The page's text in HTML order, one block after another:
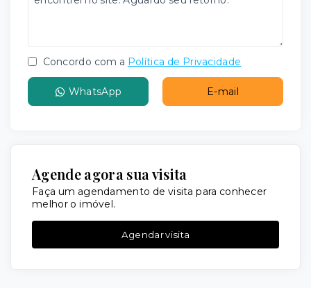
Concordo com a Política de Privacidade
WhatsApp E-mail
Agende agora sua visita
Faça um agendamento de visita para conhecer
melhor o imóvel.
Agendar visita